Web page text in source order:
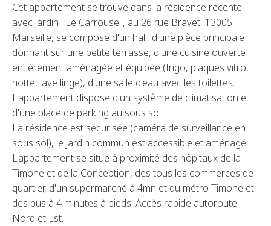
Cet appartement se trouve dans la résidence récente
avec jardin ' Le Carrousel', au 26 rue Bravet, 13005
Marseille, se compose d'un hall, d'une pièce principale
donnant sur une petite terrasse, d'une cuisine ouverte
entièrement aménagée et équipée (frigo, plaques vitro,
hotte, lave linge), d'une salle d'eau avec les toilettes.
L'appartement dispose d'un système de climatisation et
d'une place de parking au sous sol.
La résidence est sécurisée (caméra de surveillance en
sous sol), le jardin commun est accessible et aménagé.
L'appartement se situe à proximité des hôpitaux de la
Timone et de la Conception, des tous les commerces de
quartier, d'un supermarché à 4mn et du métro Timone et
des bus à 4 minutes à pieds. Accès rapide autoroute
Nord et Est.